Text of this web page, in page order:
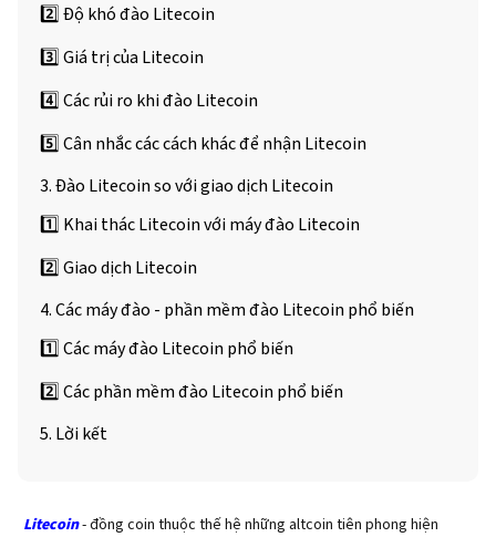
2️⃣ Độ khó đào Litecoin
3️⃣ Giá trị của Litecoin
4️⃣ Các rủi ro khi đào Litecoin
5️⃣ Cân nhắc các cách khác để nhận Litecoin
3. Đào Litecoin so với giao dịch Litecoin
1️⃣ Khai thác Litecoin với máy đào Litecoin
2️⃣ Giao dịch Litecoin
4. Các máy đào - phần mềm đào Litecoin phổ biến
1️⃣ Các máy đào Litecoin phổ biến
2️⃣ Các phần mềm đào Litecoin phổ biến
5. Lời kết
Litecoin- đồng coin thuộc thế hệ những altcoin tiên phong hiện